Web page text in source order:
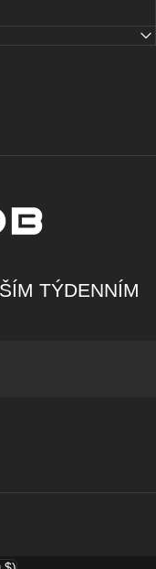
TÝDENNÍM